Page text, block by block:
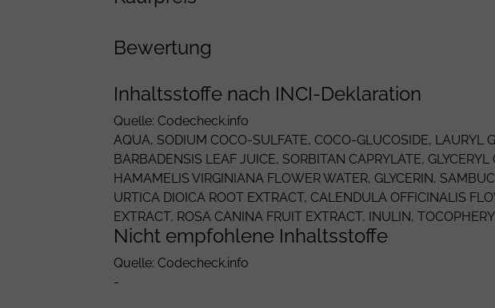
Bewertung
Inhaltsstoffe nach INCI-Deklaration
Quelle: Codecheck.info
AQUA, SODIUM COCO-SULFATE, COCO-GLUCOSIDE, LAURYL
BARBADENSIS LEAF JUICE, SORBITAN CAPRYLATE, GLYCERYL
HAMAMELIS VIRGINIANA FLOWER WATER, GLYCERIN,
URTICA DIOICA ROOT EXTRACT, CALENDULA OFFICINALIS
EXTRACT, ROSA CANINA FRUIT EXTRACT, INULIN,
Nicht empfohlene Inhaltsstoffe
Quelle: Codecheck.info
-